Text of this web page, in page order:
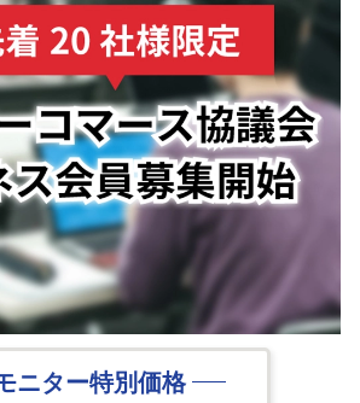
ニター特別価格